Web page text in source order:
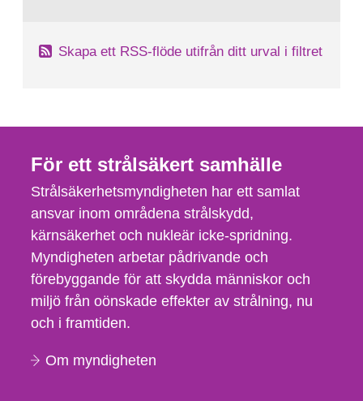
Skapa ett RSS-flöde utifrån ditt urval i filtret
För ett strålsäkert samhälle
Strålsäkerhetsmyndigheten har ett samlat
ansvar inom områdena strålskydd,
kärnsäkerhet och nukleär icke-spridning.
Myndigheten arbetar pådrivande och
förebyggande för att skydda människor och
miljö från oönskade effekter av strålning, nu
och i framtiden.
Om myndigheten